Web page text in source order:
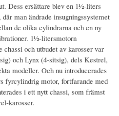
Dess ersättare blev en 1½-liters
man ändrade insugningssystemet
de olika cylindrarna och en ny
1½-litersmotorn
och utbudet av karosser var
och Lynx (4-sitsig), dels Kestrel,
modeller. Och nu introducerades
fyrcylindrig motor, fortfarande med
i ett nytt chassi, som främst
karosser.